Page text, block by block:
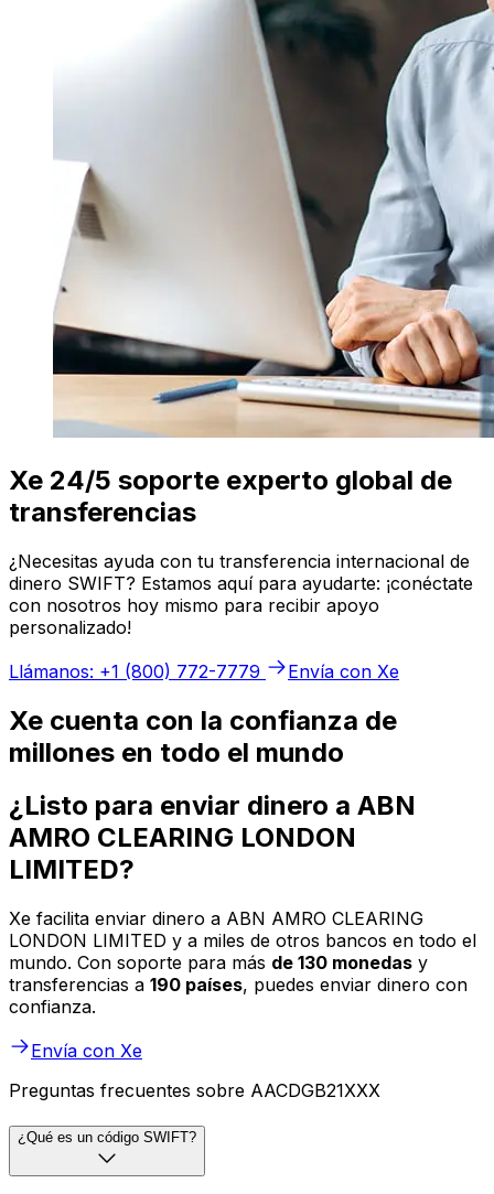
Xe 24/5 soporte experto global de
transferencias
¿Necesitas ayuda con tu transferencia internacional de
dinero SWIFT? Estamos aquí para ayudarte: ¡conéctate
con nosotros hoy mismo para recibir apoyo
personalizado!
Llámanos: +1 (800) 772-7779
Envía con Xe
Xe cuenta con la confianza de
millones en todo el mundo
¿Listo para enviar dinero a ABN
AMRO CLEARING LONDON
LIMITED?
Xe facilita enviar dinero a ABN AMRO CLEARING
LONDON LIMITED y a miles de otros bancos en todo el
mundo. Con soporte para más de 130 monedas y
transferencias a 190 países, puedes enviar dinero con
confianza.
Envía con Xe
Preguntas frecuentes sobre AACDGB21XXX
¿Qué es un código SWIFT?